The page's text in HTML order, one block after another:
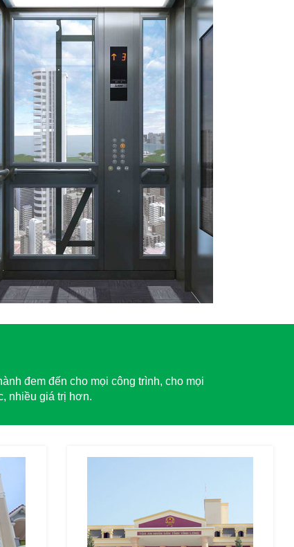
đem đến cho mọi công trình, cho mọi
nhiều giá trị hơn.